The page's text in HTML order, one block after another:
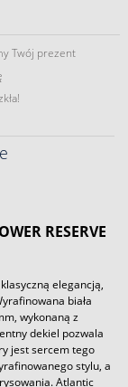
Twój prezent
RESERVE
elegancją,
biała
wykonaną z
dekiel pozwala
jest sercem tego
stylu, a
Atlantic